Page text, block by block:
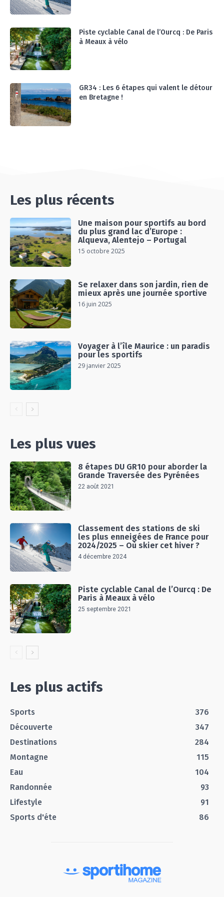
07:25
Piste cyclable Canal de l’Ourcq : De Paris
à Meaux à vélo
GR34 : Les 6 étapes qui valent le détour
en Bretagne !
Les plus récents
Une maison pour sportifs au bord
du plus grand lac d’Europe :
Alqueva, Alentejo – Portugal
15 octobre 2025
Se relaxer dans son jardin, rien de
mieux après une journée sportive
16 juin 2025
Voyager à l’île Maurice : un paradis
pour les sportifs
29 janvier 2025
Les plus vues
8 étapes DU GR10 pour aborder la
Grande Traversée des Pyrénées
22 août 2021
Classement des stations de ski
les plus enneigées de France pour
2024/2025 – Où skier cet hiver ?
4 décembre 2024
Piste cyclable Canal de l’Ourcq : De
Paris à Meaux à vélo
25 septembre 2021
Les plus actifs
Sports
376
Découverte
347
Destinations
284
Montagne
115
Eau
104
Randonnée
93
Lifestyle
91
Sports d'éte
86